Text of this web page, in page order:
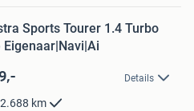
Sports Tourer 1.4 Turbo
Eigenaar|Navi|Ai
Details
km